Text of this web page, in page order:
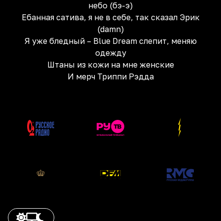
небо (бэ-э)
Ебанная сатива, я не в себе, так сказал Эрик
(damn)
Я уже бледный – Blue Dream слепит, меняю
одежду
Штаны из кожи на мне женские
И мерч Триппи Рэдда